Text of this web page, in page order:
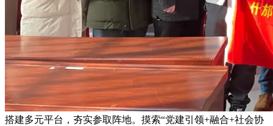
搭建多元平台，夯实参取阵地。摸索“党建引领+融合+社会协